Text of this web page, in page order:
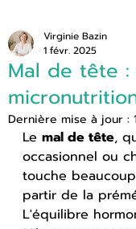
Mal de tête
Virginie Bazin
1 févr. 2025
Dernière mise à jour :
Le mal de tête,
occasionnel ou
touche
partir de la
L'équilibre